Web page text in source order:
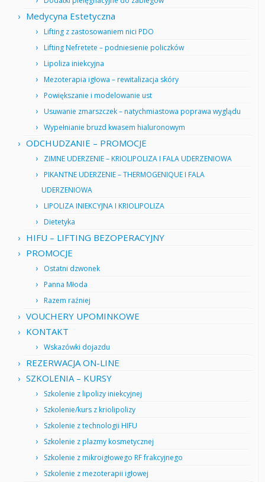
Medycyna Estetyczna
Lifting z zastosowaniem nici PDO
Lifting Nefretete – podniesienie policzków
Lipoliza iniekcyjna
Mezoterapia igłowa – rewitalizacja skóry
Powiększanie i modelowanie ust
Usuwanie zmarszczek – natychmiastowa poprawa wyglądu
Wypełnianie bruzd kwasem hialuronowym
ODCHUDZANIE – PROMOCJE
ZIMNE UDERZENIE – KRIOLIPOLIZA I FALA UDERZENIOWA
PIKANTNE UDERZENIE – THERMOGENIQUE I FALA
UDERZENIOWA
LIPOLIZA INIEKCYJNA I KRIOLIPOLIZA
Dietetyka
HIFU – LIFTING BEZOPERACYJNY
PROMOCJE
Ostatni dzwonek
Panna Młoda
Razem raźniej
VOUCHERY UPOMINKOWE
KONTAKT
Wskazówki dojazdu
REZERWACJA ON-LINE
SZKOLENIA – KURSY
Szkolenie z lipolizy iniekcyjnej
Szkolenie/kurs z kriolipolizy
Szkolenie z technologii HIFU
Szkolenie z plazmy kosmetycznej
Szkolenie z mikroigłowego RF frakcyjnego
Szkolenie z mezoterapii igłowej